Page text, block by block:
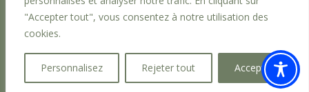
"Accepter tout", vous consentez à notre utilisation des
cookies.
Personnalisez Rejeter tout Accepter
Mentions Légales Accessibilité